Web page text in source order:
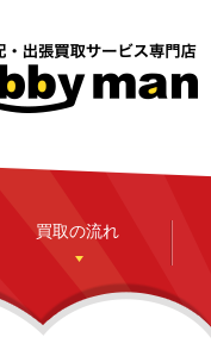
買取の流れ